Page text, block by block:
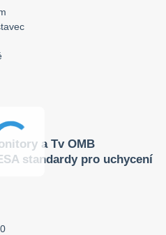
a Tv OMB
standardy pro uchycení